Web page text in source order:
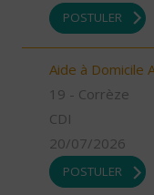
POSTULER
Aide à Domicile
19 - Corrèze
CDI
20/07/2026
POSTULER